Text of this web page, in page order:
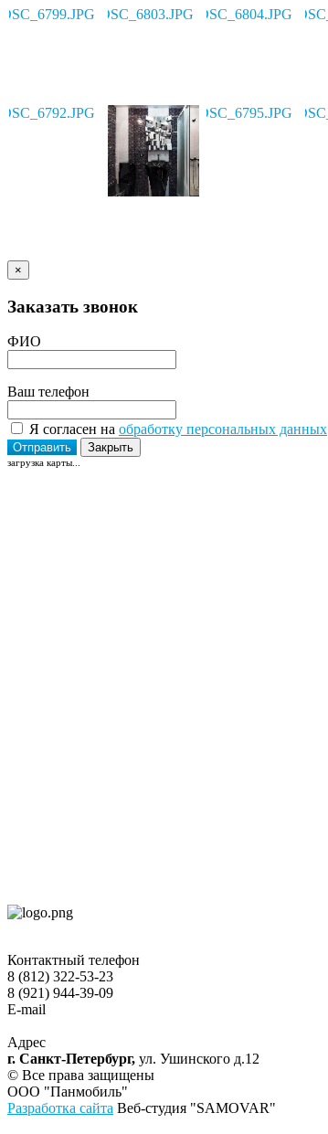
×
Заказать звонок
ФИО
Ваш телефон
Я согласен на обработку персональных данных
Отправить Закрыть
загрузка карты...
Контактный телефон
8 (812) 322-53-23
8 (921) 944-39-09
E-mail
Адрес
г. Санкт-Петербург, ул. Ушинского д.12
© Все права защищены
ООО "Панмобиль"
Разработка сайта Веб-студия "SAMOVAR"